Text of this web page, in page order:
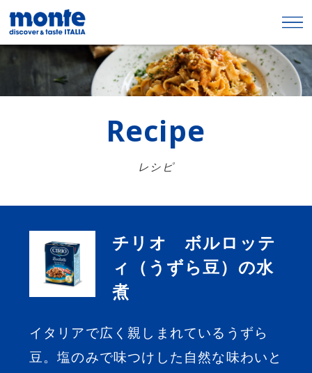
Recipe
レシピ
チリオ ボルロッテ
ィ（うずら豆）の水
煮
イタリアで広く親しまれているうずら
豆。塩のみで味つけした自然な味わいと